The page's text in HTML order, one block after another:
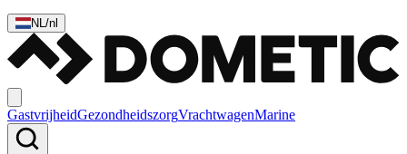
NL/nl
GastvrijheidGezondheidszorgVrachtwagenMarine